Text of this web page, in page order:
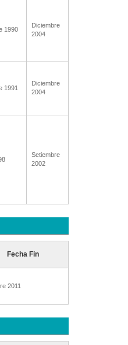
1990
Diciembre
2004
1991
Diciembre
2004
Setiembre
2002
Fecha Fin
2011